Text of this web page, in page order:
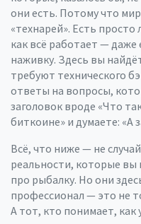
они есть. Потому что
«технарей». Есть
как всё работает — даже
наживку. Здесь вы
требуют технического
ответы на вопросы,
заголовок вроде «Что
биткоине» и думаете: «А
Всё, что ниже — не
реальности, которые вы
про рыбалку. Но они
профессионал — это не
А тот, кто понимает, как